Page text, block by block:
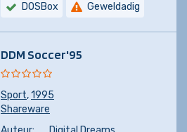
DOSBox Geweldadig
DDM Soccer'95
Sport,1995
Shareware